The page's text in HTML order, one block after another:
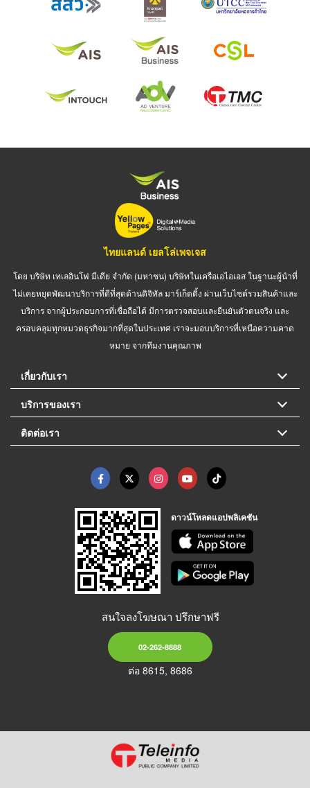
ไทยแลนด์ เยลโล่เพจเจส
โดย บริษัท เทเลอินโฟ มีเดีย จำกัด (มหาชน) บริษัทในเครือเอไอเอส ในฐานะผู้นำที่
ไม่เคยหยุดพัฒนาบริการที่ดีที่สุดด้านดิจิทัล มาร์เก็ตติ้ง ผ่านเว็บไซต์รวมสินค้าและ
บริการ จากผู้ประกอบการที่เชื่อถือได้ มีการตรวจสอบและยืนยันตัวตนจริง และ
ครอบคลุมทุกหมวดธุรกิจมากที่สุดในประเทศ เราจะมอบบริการที่เหนือความคาด
หมาย จากทีมงานคุณภาพ
เกี่ยวกับเรา
บริการของเรา
ติดต่อเรา
ดาวน์โหลดแอปพลิเคชัน
สนใจลงโฆษณา ปรึกษาฟรี
02-262-8888
ต่อ 8615, 8686